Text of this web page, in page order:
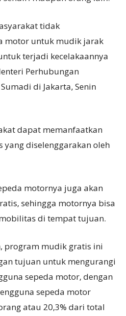
tidak
motor untuk mudik jarak
terjadi kecelakaannya
Perhubungan
di Jakarta, Senin
dapat memanfaatkan
diselenggarakan oleh
motornya juga akan
sehingga motornya bisa
di tempat tujuan.
program mudik gratis ini
tujuan untuk mengurangi
sepeda motor, dengan
sepeda motor
atau 20,3% dari total